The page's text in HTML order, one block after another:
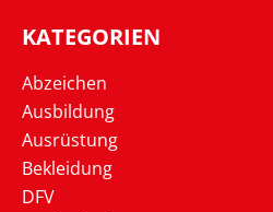
KATEGORIEN
Abzeichen
Ausbildung
Ausrüstung
Bekleidung
DFV